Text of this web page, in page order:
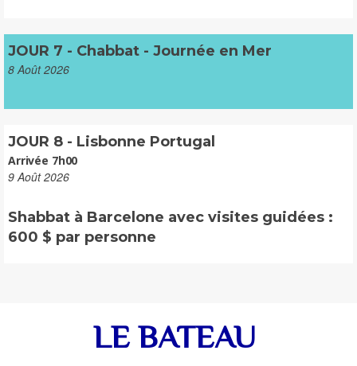
JOUR 7 - Chabbat - Journée en Mer
8 Août 2026
JOUR 8 - Lisbonne Portugal
Arrivée 7h00
9 Août 2026
Shabbat à Barcelone avec visites guidées :
600 $ par personne
LE BATEAU